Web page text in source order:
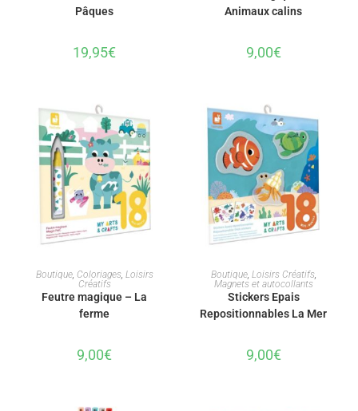
Pâques
19,95€
Animaux calins
9,00€
AJOUTER AU PANIER
Boutique, Coloriages, Loisirs
Créatifs
Feutre magique – La
ferme
9,00€
AJOUTER AU PANIER
Boutique, Loisirs Créatifs,
Magnets et autocollants
Stickers Epais
Repositionnables La Mer
9,00€